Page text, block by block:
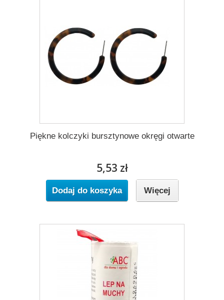
Piękne kolczyki bursztynowe okręgi otwarte
5,53 zł
Dodaj do koszyka Więcej